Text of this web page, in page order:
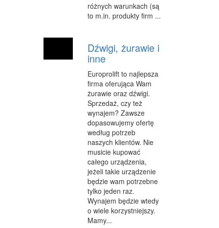
FOTOGRAFIA
ADWOKACI, PORADY PRAWNE
SPRZĄTANIE, PORZĄDKOWANIE
SERWIS
OPIEKA
INNE USŁUGI
KURIER, PRZESYŁKI
WYCIECZKI
HOTELE I NOCLEGI
PODRÓŻE
ZDROWIE
DIETETYKA, ODCHUDZANIE
różnych warunkach (są
to m.in. produkty firm ...
Dźwigi, żurawie i
inne
Europrolift to najlepsza
firma oferująca Wam
żurawie oraz dźwigi.
Sprzedaż, czy też
wynajem? Zawsze
dopasowujemy ofertę
według potrzeb
naszych klientów. Nie
musicie kupować
całego urządzenia,
jeżeli takie urządzenie
będzie wam potrzebne
tylko jeden raz.
Wynajem będzie wtedy
o wiele korzystniejszy.
Mamy...